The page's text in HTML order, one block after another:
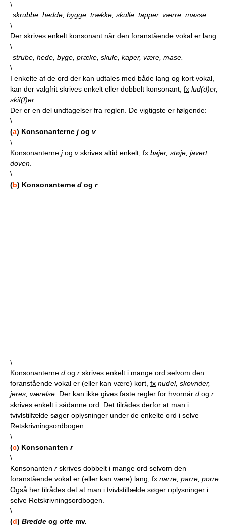
\
skrubbe, hedde, bygge, trække, skulle, tapper, værre, masse.
\
Der skrives enkelt konsonant når den foranstående vokal er lang:
\
strube, hede, byge, præke, skule, kaper, være, mase.
\
I enkelte af de ord der kan udtales med både lang og kort vokal,
kan der valgfrit skrives enkelt eller dobbelt konsonant, fx lud(d)er,
skif(f)er
Der er en del undtagelser fra reglen. De vigtigste er følgende:
\
(a) Konsonanterne j og v
\
Konsonanterne jog vskrives altid enkelt, fx bajer, støje, javert,
doven
\
(b) Konsonanterne d og r
\
Konsonanterne d og r skrives enkelt i mange ord selvom den
foranstående vokal er (eller kan være) kort, fx nudel, skovrider,
jeres, værelse . Der kan ikke gives faste regler for hvornår d og r
skrives enkelt i sådanne ord. Det tilrådes derfor at man i
tvivlstilfælde søger oplysninger under de enkelte ord i selve
Retskrivningsordbogen.
\
(c) Konsonanten r
\
Konsonanten r skrives dobbelt i mange ord selvom den
foranstående vokal er (eller kan være) lang, fx narre, parre, porre
Også her tilrådes det at man i tvivlstilfælde søger oplysninger i
selve Retskrivningsordbogen.
\
(d) Bredde og otte mv.